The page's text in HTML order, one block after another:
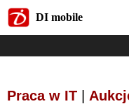
DI mobile
Praca w IT
DI mobile